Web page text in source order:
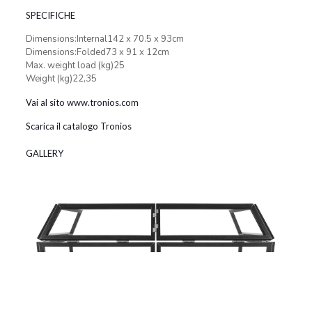
SPECIFICHE
Dimensions:Internal142 x 70.5 x 93cm
Dimensions:Folded73 x 91 x 12cm
Max. weight load (kg)25
Weight (kg)22,35
Vai al sito www.tronios.com
Scarica il catalogo Tronios
GALLERY